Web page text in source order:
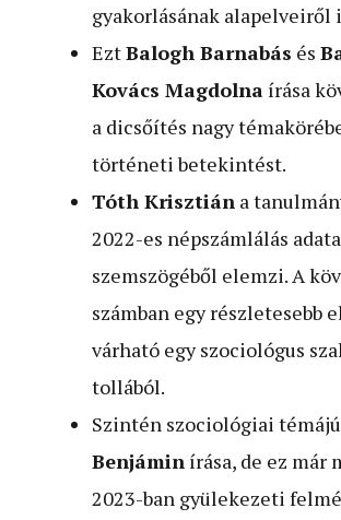
gyakorlásának alapelveiről
EztBalogh Barnabás és
Kovács Magdolna írása
a dicsőítés nagy
történeti betekintést.
Tóth Krisztián a
2022-es népszámlálás
szemszögéből elemzi. A
számban egy részletesebb
várható egy szociológus
tollából.
Szintén szociológiai témájú
Benjámin írása, de ez már
2023-ban gyülekezeti